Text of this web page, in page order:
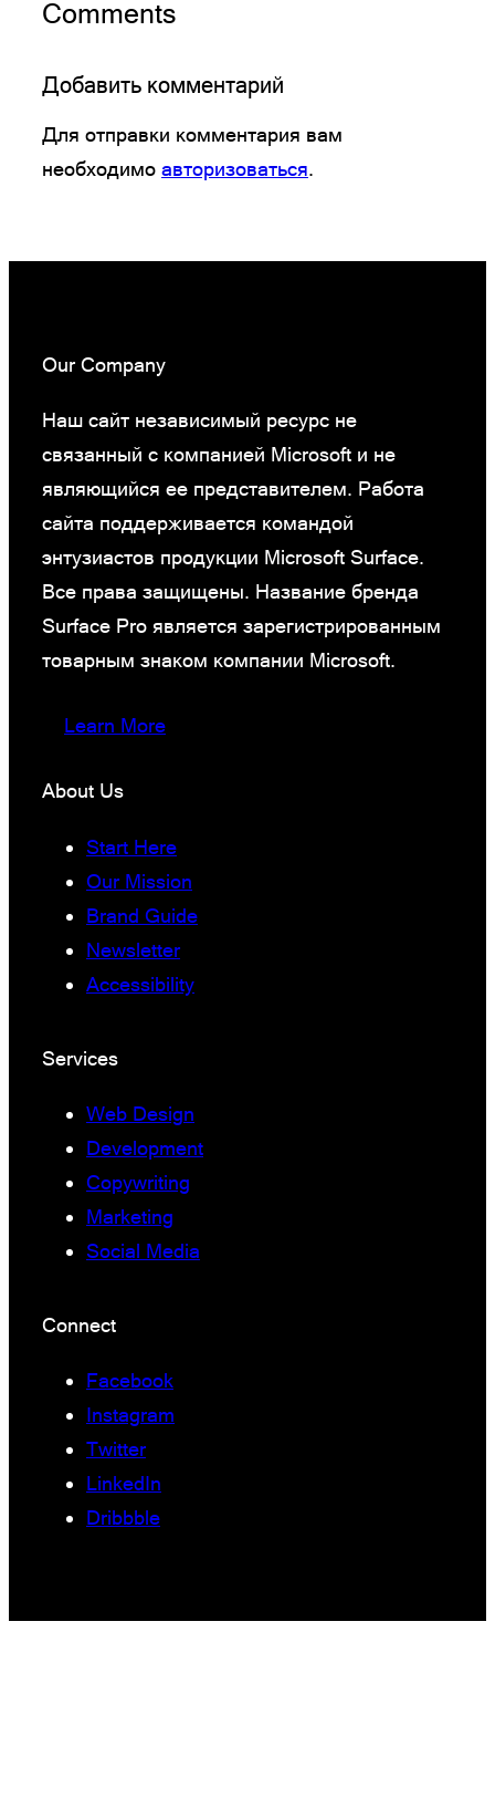
Comments
Добавить комментарий
Для отправки комментария вам
необходимо авторизоваться.
Our Company
Наш сайт независимый ресурс не
связанный с компанией Microsoft и не
являющийся ее представителем. Работа
сайта поддерживается командой
энтузиастов продукции Microsoft Surface.
Все права защищены. Название бренда
Surface Pro является зарегистрированным
товарным знаком компании Microsoft.
Learn More
About Us
Start Here
Our Mission
Brand Guide
Newsletter
Accessibility
Services
Web Design
Development
Copywriting
Marketing
Social Media
Connect
Facebook
Instagram
Twitter
LinkedIn
Dribbble